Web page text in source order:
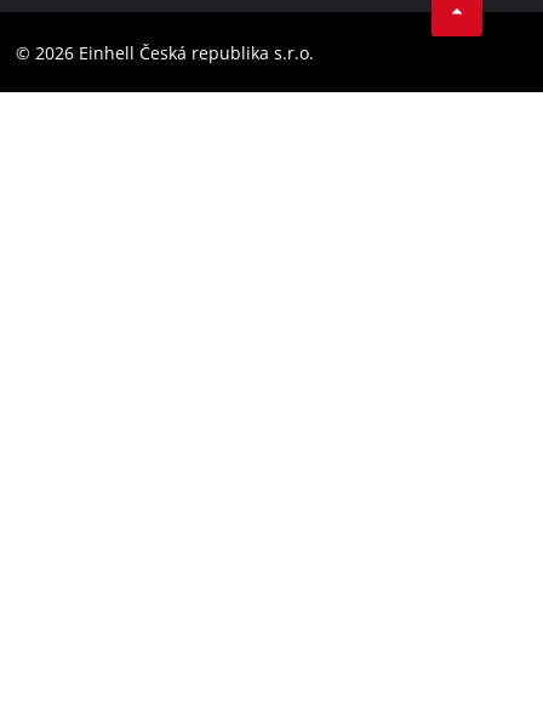
Prohlášení o přístupnosti
Instagram
© 2026 Einhell Česká republika s.r.o.